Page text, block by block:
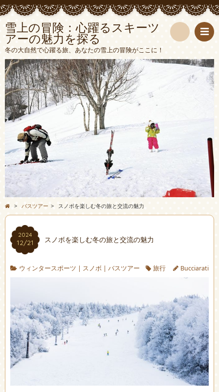
雪上の冒険：心躍るスキーツ
アーの魅力を探る
冬の大自然で心躍る旅、あなたの雪上の冒険がここに！
> バスツアー > スノボを楽しむ冬の旅と交流の魅力
2024
12/21 スノボを楽しむ冬の旅と交流の魅力
ウィンタースポーツ | スノボ | バスツアー 旅行 Bucciarati